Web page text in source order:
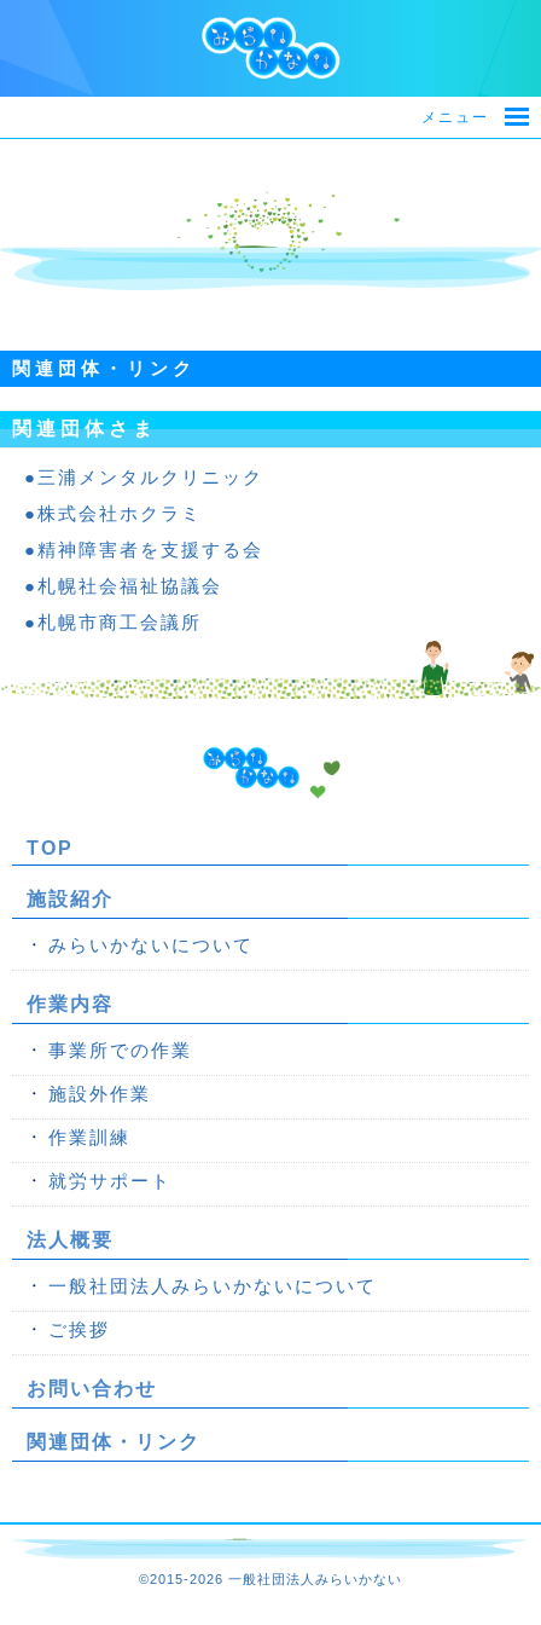
メニュー
関連団体・リンク
関連団体さま
三浦メンタルクリニック
株式会社ホクラミ
精神障害者を支援する会
札幌社会福祉協議会
札幌市商工会議所
TOP
施設紹介
みらいかないについて
作業内容
事業所での作業
施設外作業
作業訓練
就労サポート
法人概要
一般社団法人みらいかないについて
ご挨拶
お問い合わせ
関連団体・リンク
©2015-2026 一般社団法人みらいかない